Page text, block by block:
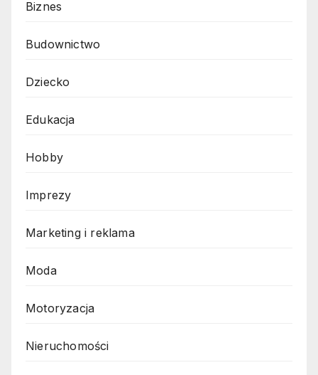
Biznes
Budownictwo
Dziecko
Edukacja
Hobby
Imprezy
Marketing i reklama
Moda
Motoryzacja
Nieruchomości